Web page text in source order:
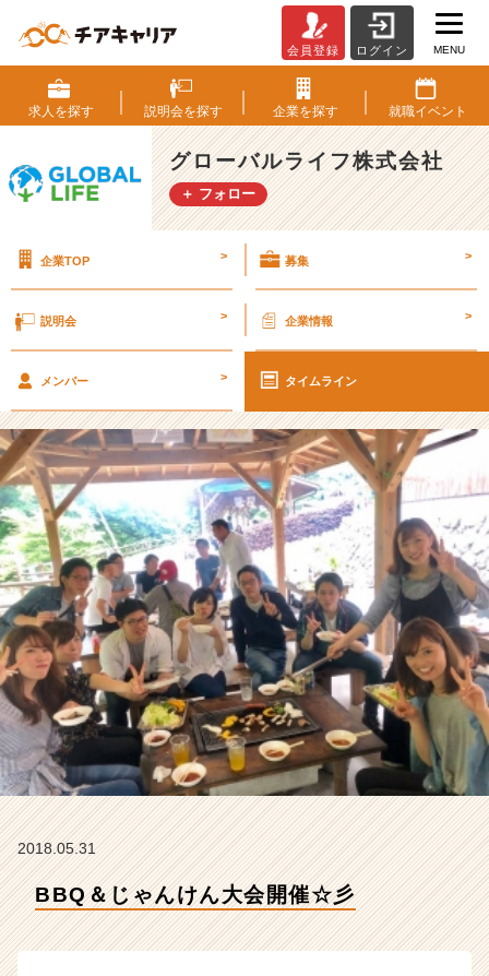
B
Q
＆
じ
ゃ
ん
会
☆
ロ
ー
バ
ラ
イ
フ
株
式
会
社
の
タ
イ
ム
ラ
イ
ン
チ
ー・
会員登録 ログイン MENU
求人を探す 説明会を探す 企業を探す 就職イベント
グローバルライフ株式会社
＋ フォロー
企業TOP > 募集 >
説明会 > 企業情報 >
メンバー > タイムライン
2018.05.31
BBQ＆じゃんけん大会開催☆彡